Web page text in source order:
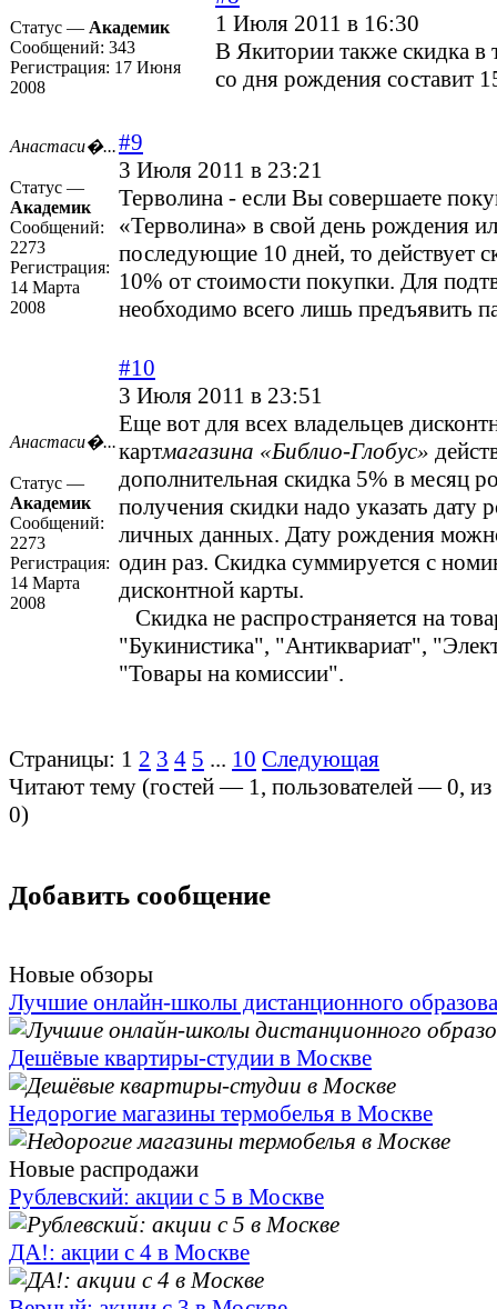
Статус — Академик
Сообщений: 343
Регистрация: 17 Июня
2008
1 Июля 2011 в 16:30
В Якитории также скидка в
со дня рождения составит
Анастаси�...
Статус —
Академик
Сообщений:
2273
Регистрация:
14 Марта
2008
#9
3 Июля 2011 в 23:21
Терволина - если Вы совершаете
«Терволина» в свой день рождения
последующие 10 дней, то действует
10% от стоимости покупки. Для
необходимо всего лишь предъявить
Анастаси�...
Статус —
Академик
Сообщений:
2273
Регистрация:
14 Марта
2008
#10
3 Июля 2011 в 23:51
Еще вот для всех владельцев
картмагазина «Библио-Глобус»
дополнительная скидка 5% в месяц
получения скидки надо указать дату
личных данных. Дату рождения
один раз. Скидка суммируется с
дисконтной карты.
Скидка не распространяется на
"Букинистика", "Антиквариат",
"Товары на комиссии".
Страницы: 1 2 3 4 5 ... 10 Следующая
Читают тему (гостей — 1, пользователей —0,
0)
Добавить сообщение
Новые обзоры
Лучшие онлайн-школы дистанционного
Дешёвые квартиры-студии в Москве
Недорогие магазины термобелья в Москве
Новые распродажи
Рублевский: акции с 5 в Москве
ДА!: акции с 4 в Москве